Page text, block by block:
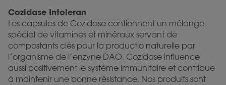
Cozidase Intoleran
Les capsules de Cozidase contiennent un mélange
spécial de vitamines et minéraux servant de
compostants clés pour la productio naturelle par
l’organisme de l’enzyne DAO. Cozidase influence
aussi positivement le système immunitaire et contribue
à maintenir une bonne résistance. Nos produits sont